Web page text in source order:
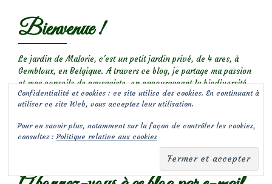
Bienvenue !
Le jardin de Malorie, c'est un petit jardin privé, de 4 ares, à
Gembloux, en Belgique. A travers ce blog, je partage ma passion
et mes conseils de paysagiste, en encourageant la biodiversité
au jardin. Découvrez mes plantes coup de coeur et la petite
faune d’un jardin naturel, suivez les chroniques de mon jardin
Bienvenue dans l’univers des Jardins de Malorie
Confidentialité et cookies : ce site utilise des cookies. En continuant à
utiliser ce site Web, vous acceptez leur utilisation.
Pour en savoir plus, notamment sur la façon de contrôler les cookies,
consultez :Politique relative aux cookies